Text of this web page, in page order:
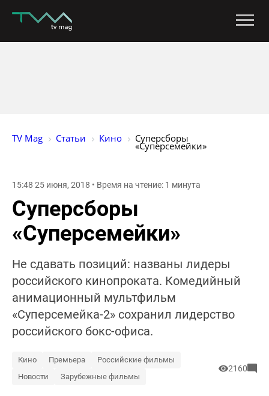
TV Mag Статьи Кино Суперсборы
«Суперсемейки»
15:48 25 июня, 2018 • Время на чтение: 1 минута
Суперсборы
«Суперсемейки»
Не сдавать позиций: названы лидеры
российского кинопроката. Комедийный
анимационный мультфильм
«Суперсемейка-2» сохранил лидерство
российского бокс-офиса.
Кино Премьера
Российские фильмы
Новости
Зарубежные фильмы
2160